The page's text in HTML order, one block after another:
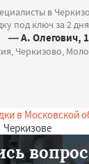
в
под ключ за 2
— А. Олегович,
Черкизово,
в Московской
Черкизове